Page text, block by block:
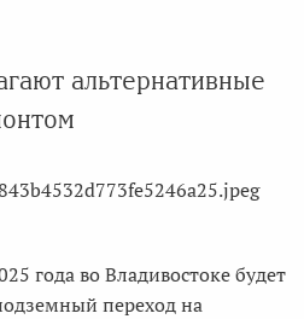
альтернативные
года во Владивостоке будет
переход на